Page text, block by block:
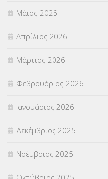
Μάιος 2026
Απρίλιος 2026
Μάρτιος 2026
Φεβρουάριος 2026
Ιανουάριος 2026
Δεκέμβριος 2025
Νοέμβριος 2025
Οκτώβριος 2025